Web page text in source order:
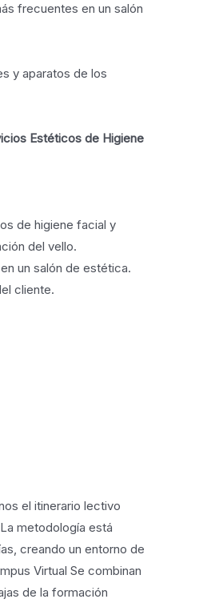
frecuentes en un salón
y aparatos de los
Estéticos de Higiene
de higiene facial y
del vello.
un salón de estética.
cliente.
el itinerario lectivo
metodología está
creando un entorno de
Virtual Se combinan
de la formación